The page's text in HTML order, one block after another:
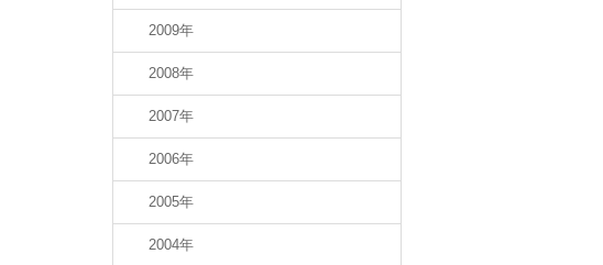
2009年
2008年
2007年
2006年
2005年
2004年